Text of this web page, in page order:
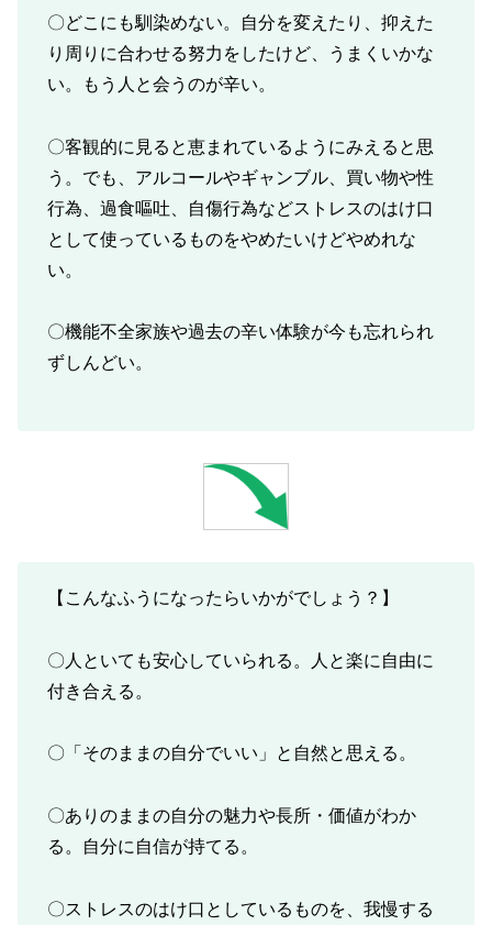
〇どこにも馴染めない。自分を変えたり、抑えた
り周りに合わせる努力をしたけど、うまくいかな
い。もう人と会うのが辛い。
〇客観的に見ると恵まれているようにみえると思
う。でも、アルコールやギャンブル、買い物や性
行為、過食嘔吐、自傷行為などストレスのはけ口
として使っているものをやめたいけどやめれな
い。
〇機能不全家族や過去の辛い体験が今も忘れられ
ずしんどい。
【こんなふうになったらいかがでしょう？】
〇人といても安心していられる。人と楽に自由に
付き合える。
〇「そのままの自分でいい」と自然と思える。
〇ありのままの自分の魅力や長所・価値がわか
る。自分に自信が持てる。
〇ストレスのはけ口としているものを、我慢する